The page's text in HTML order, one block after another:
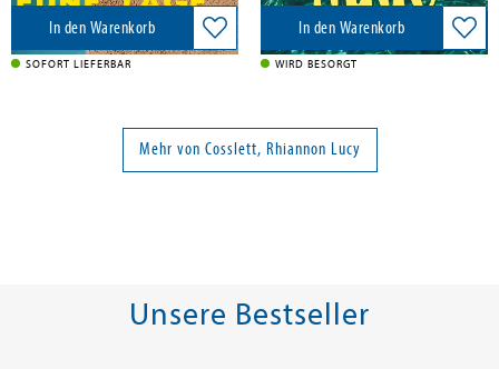
In den Warenkorb
SOFORT LIEFERBAR
In den Warenkorb
WIRD BESORGT
Mehr von Cosslett, Rhiannon Lucy
Unsere Bestseller